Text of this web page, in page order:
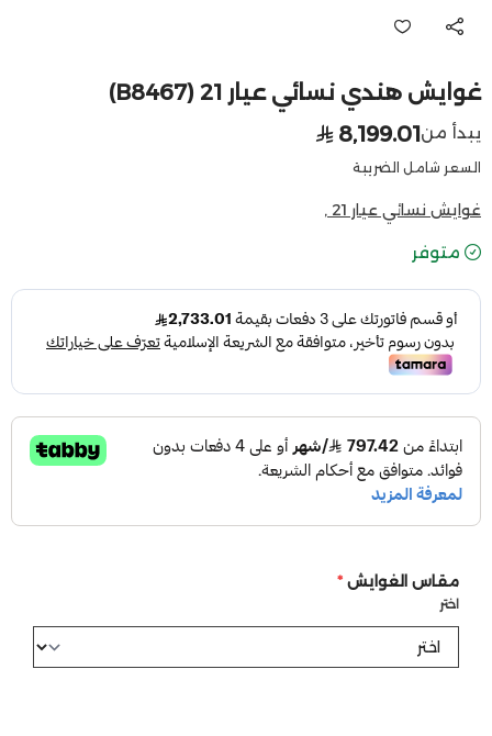
غوايش هندي نسائي عيار 21 (B8467)
يبدأ من8,199.01
السعر شامل الضريبة
غوايش نسائي عيار 21 ,
متوفر
مقاس الغوايش *
اختر